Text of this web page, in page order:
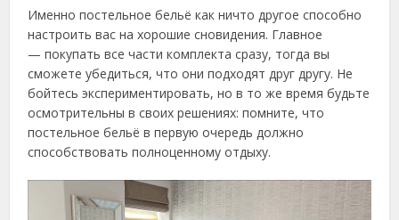
Именно постельное бельё как ничто другое способно
настроить вас на хорошие сновидения. Главное
— покупать все части комплекта сразу, тогда вы
сможете убедиться, что они подходят друг другу. Не
бойтесь экспериментировать, но в то же время будьте
осмотрительны в своих решениях: помните, что
постельное бельё в первую очередь должно
способствовать полноценному отдыху.